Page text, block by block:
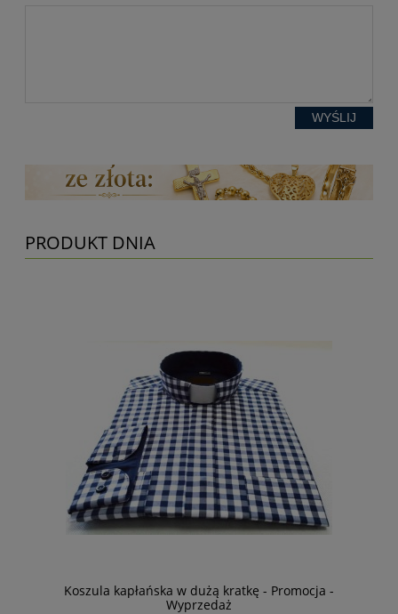
WYŚLIJ
PRODUKT DNIA
Koszula kapłańska w dużą kratkę - Promocja -
Wyprzedaż